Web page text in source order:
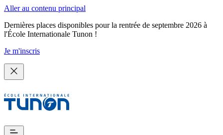
Aller au contenu principal
Dernières places disponibles pour la rentrée de septembre 2026 à
l'École Internationale Tunon !
Je m'inscris